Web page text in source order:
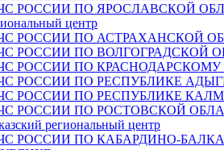
РОССИИ ПО ЯРОСЛАВСКОЙ
центр
РОССИИ ПО АСТРАХАНСКОЙ
РОССИИ ПО ВОЛГОГРАДСКОЙ
РОССИИ ПО
РОССИИ ПО РЕСПУБЛИКЕ
РОССИИ ПО РЕСПУБЛИКЕ
РОССИИ ПО РОСТОВСКОЙ
региональный центр
РОССИИ ПО КАБАРДИНО-